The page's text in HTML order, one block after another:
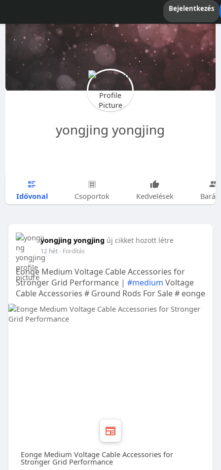
Bejelentkezés
yongjing yongjing
Idővonal Csoportok Kedvelések
yongjing yongjing új cikket hozott létre
12 hét- Fordítás
Eonge Medium Voltage Cable Accessories for
Stronger Grid Performance | #medium Voltage
Cable Accessories # Ground Rods For Sale # eonge
Eonge Medium Voltage Cable Accessories for
Stronger Grid Performance